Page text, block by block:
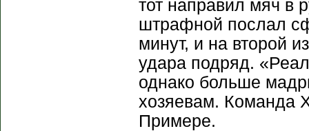
тот направил мяч в
штрафной послал
минут, и на второй
удара подряд.
однако больше
хозяевам. Команда
Примере.